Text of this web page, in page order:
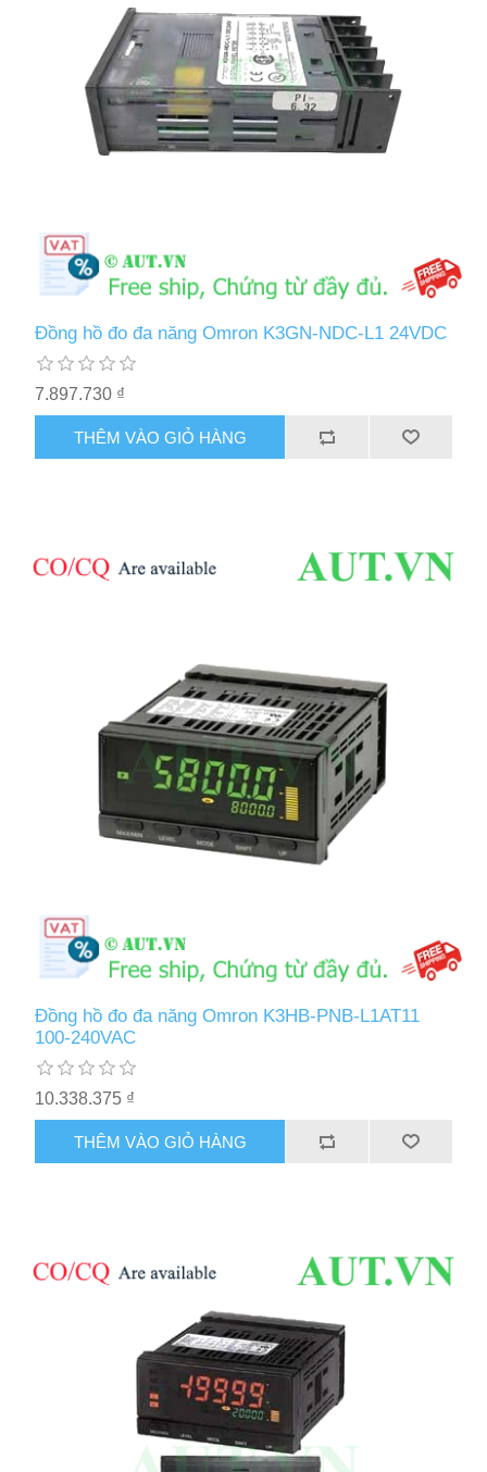
Đồng hồ đo đa năng Omron K3GN-NDC-L1 24VDC
7.897.730 ₫
THÊM VÀO GIỎ HÀNG
Đồng hồ đo đa năng Omron K3HB-PNB-L1AT11
100-240VAC
10.338.375 ₫
THÊM VÀO GIỎ HÀNG